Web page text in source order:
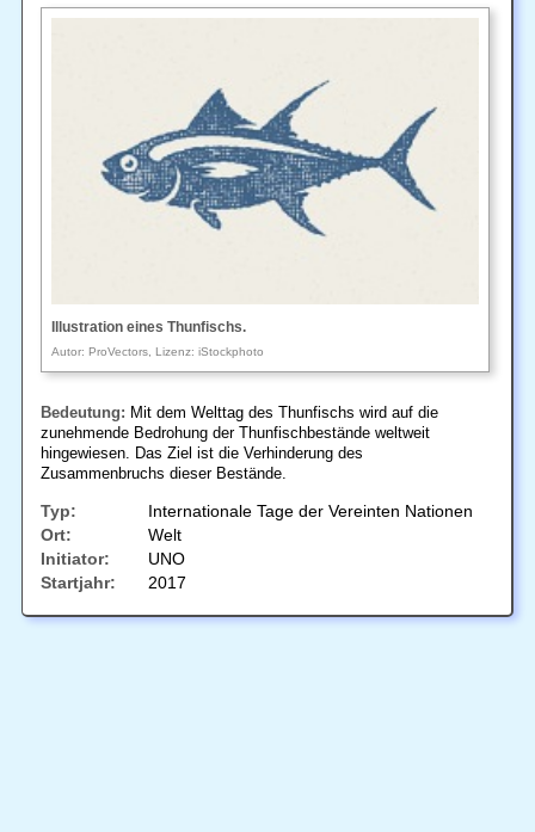
Illustration eines Thunfischs.
Autor: ProVectors, Lizenz: iStockphoto
Bedeutung: Mit dem Welttag des Thunfischs wird auf die
zunehmende Bedrohung der Thunfischbestände weltweit
hingewiesen. Das Ziel ist die Verhinderung des
Zusammenbruchs dieser Bestände.
Typ:
Internationale Tage der Vereinten Nationen
Ort:
Welt
Initiator:
UNO
Startjahr:
2017